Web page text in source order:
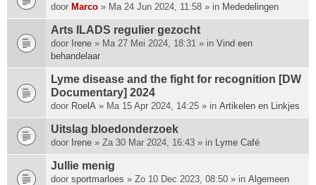
door Marco » Ma 24 Jun 2024, 11:58 » in Mededelingen
Arts ILADS regulier gezocht
door Irene » Ma 27 Mei 2024, 18:31 » in Vind een
behandelaar
Lyme disease and the fight for recognition [DW
Documentary] 2024
door RoelA » Ma 15 Apr 2024, 14:25 » in Artikelen en Linkjes
Uitslag bloedonderzoek
door Irene » Za 30 Mar 2024, 16:43 » in Lyme Café
Jullie menig
door sportmarloes » Zo 10 Dec 2023, 08:50 » in Algemeen